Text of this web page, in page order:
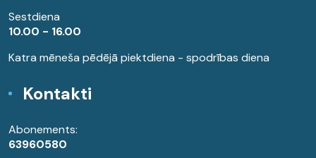
Sestdiena
10.00 - 16.00
Katra mēneša pēdējā piektdiena - spodrības diena
Kontakti
Abonements:
63960580